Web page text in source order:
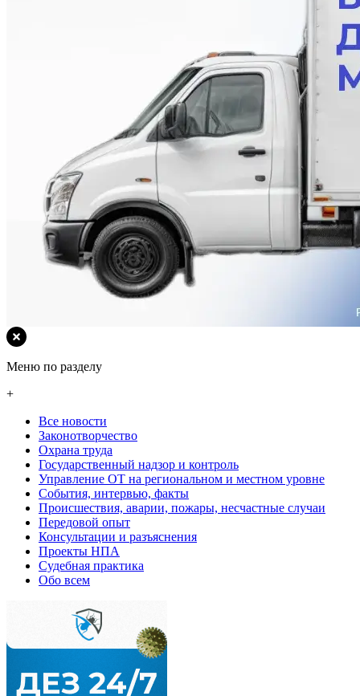
Меню по разделу
+
Все новости
Законотворчество
Охрана труда
Государственный надзор и контроль
Управление ОТ на региональном и местном уровне
События, интервью, факты
Происшествия, аварии, пожары, несчастные случаи
Передовой опыт
Консультации и разъяснения
Проекты НПА
Судебная практика
Обо всем